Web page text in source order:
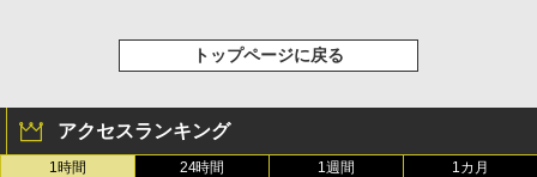
トップページに戻る
アクセスランキング
1時間 24時間 1週間 1カ月